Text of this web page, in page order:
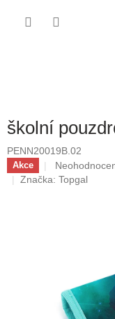
školní
PENN20019B.02
Akce Průměrné
Značka: Topgal